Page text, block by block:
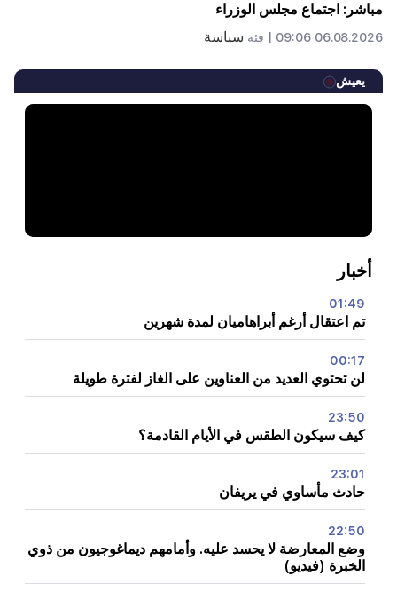
مباشر: اجتماع مجلس الوزراء
06.08.2026 09:06 | فئة سياسة
يعيش
أخبار
01:49
تم اعتقال أرغم أبراهاميان لمدة شهرين
00:17
لن تحتوي العديد من العناوين على الغاز لفترة طويلة
23:50
كيف سيكون الطقس في الأيام القادمة؟
23:01
حادث مأساوي في يريفان
22:50
وضع المعارضة لا يحسد عليه. وأمامهم ديماغوجيون من ذوي
الخبرة (فيديو)